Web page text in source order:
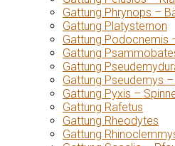
Gattung Phrynops –
Gattung Platysternon
Gattung Podocnemis
Gattung
Gattung
Gattung Pseudemys
Gattung Pyxis –
Gattung Rafetus
Gattung Rheodytes
Gattung